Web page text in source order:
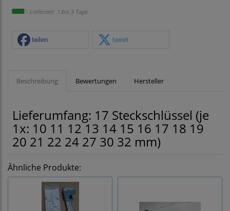
Lieferzeit: 1 bis 3 Tage
teilen tweet
Beschreibung Bewertungen Hersteller
Lieferumfang: 17 Steckschlüssel (je
1x: 10 11 12 13 14 15 16 17 18 19
20 21 22 24 27 30 32 mm)
Ähnliche Produkte: